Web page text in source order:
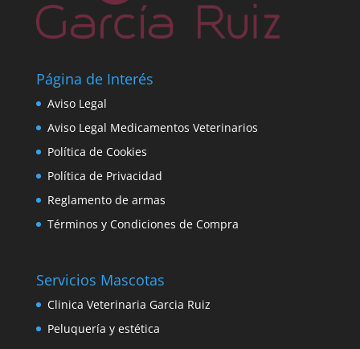
Página de Interés
Aviso Legal
Aviso Legal Medicamentos Veterinarios
Política de Cookies
Política de Privacidad
Reglamento de armas
Términos y Condiciones de Compra
Servicios Mascotas
Clinica Veterinaria Garcia Ruiz
Peluquería y estética